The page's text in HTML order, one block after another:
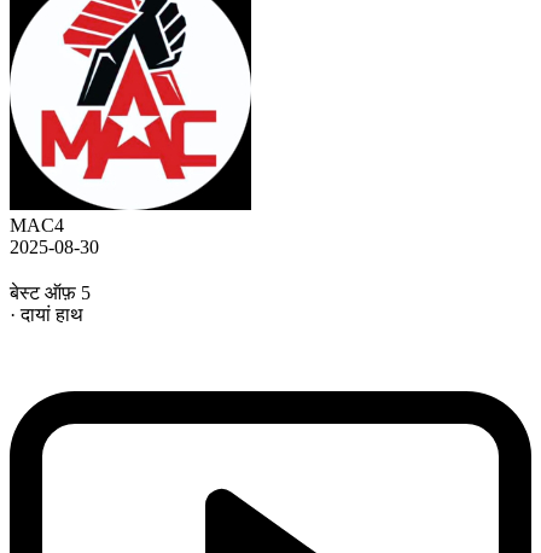
MAC4
2025-08-30
बेस्ट ऑफ़ 5
· दायां हाथ